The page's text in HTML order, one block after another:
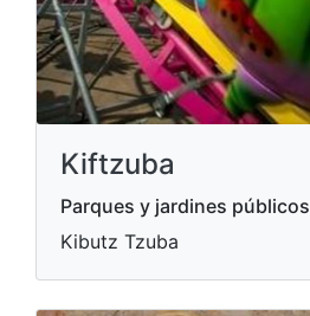
Kiftzuba
Parques y jardines públicos
Kibutz Tzuba